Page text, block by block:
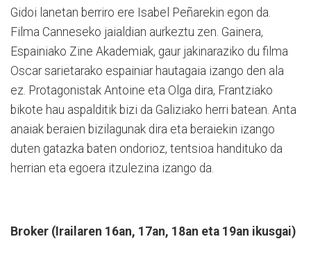
Gidoi lanetan berriro ere Isabel Peñarekin egon da.
Filma Canneseko jaialdian aurkeztu zen. Gainera,
Espainiako Zine Akademiak, gaur jakinaraziko du filma
Oscar sarietarako espainiar hautagaia izango den ala
ez. Protagonistak Antoine eta Olga dira, Frantziako
bikote hau aspalditik bizi da Galiziako herri batean. Anta
anaiak beraien bizilagunak dira eta beraiekin izango
duten gatazka baten ondorioz, tentsioa handituko da
herrian eta egoera itzulezina izango da.
Broker (Irailaren 16an, 17an, 18an eta 19an ikusgai)